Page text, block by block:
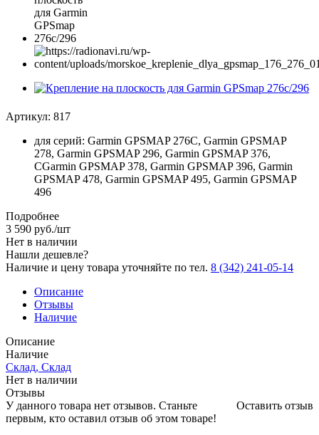
Артикул: 817
для серий: Garmin GPSMAP 276C, Garmin GPSMAP
278, Garmin GPSMAP 296, Garmin GPSMAP 376,
CGarmin GPSMAP 378, Garmin GPSMAP 396, Garmin
GPSMAP 478, Garmin GPSMAP 495, Garmin GPSMAP
496
Подробнее
3 590 руб./шт
Нет в наличии
Нашли дешевле?
Наличие и цену товара уточняйте по тел. 8 (342) 241-05-14
Описание
Отзывы
Наличие
Описание
Наличие
Склад, Склад
Нет в наличии
Отзывы
Оставить отзыв
У данного товара нет отзывов. Станьте
первым, кто оставил отзыв об этом товаре!